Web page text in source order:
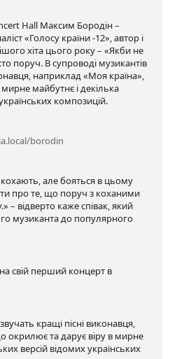
Hall Максим Бородін –
«Голосу країни -12», автор і
хіта цього року – «Якби не
поруч. В супроводі музикантів
наприклад «Моя країна»,
майбутнє і декілька
композицій.
borodin
але бояться в цьому
про те, що поруч з коханими
– відверто каже співак, який
музиканта до популярного
свій перший концерт в
кращі пісні виконавця,
окрилює та дарує віру в мирне
версій відомих українських